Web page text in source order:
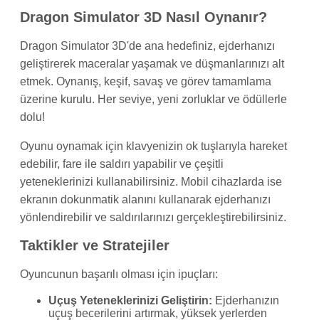
Dragon Simulator 3D Nasıl Oynanır?
Dragon Simulator 3D'de ana hedefiniz, ejderhanızı
geliştirerek maceralar yaşamak ve düşmanlarınızı alt
etmek. Oynanış, keşif, savaş ve görev tamamlama
üzerine kurulu. Her seviye, yeni zorluklar ve ödüllerle
dolu!
Oyunu oynamak için klavyenizin ok tuşlarıyla hareket
edebilir, fare ile saldırı yapabilir ve çeşitli
yeteneklerinizi kullanabilirsiniz. Mobil cihazlarda ise
ekranın dokunmatik alanını kullanarak ejderhanızı
yönlendirebilir ve saldırılarınızı gerçekleştirebilirsiniz.
Taktikler ve Stratejiler
Oyuncunun başarılı olması için ipuçları:
Uçuş Yeteneklerinizi Geliştirin: Ejderhanızın
uçuş becerilerini artırmak, yüksek yerlerden